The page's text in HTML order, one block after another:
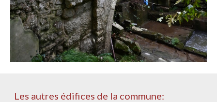
Les autres édifices de la commune: